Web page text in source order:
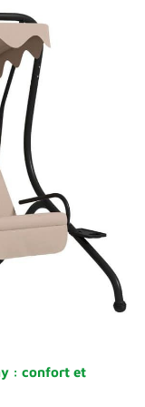
: confort et